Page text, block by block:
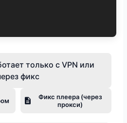
ッ
только с VPN или
фикс
Фикс плеера (через
прокси)